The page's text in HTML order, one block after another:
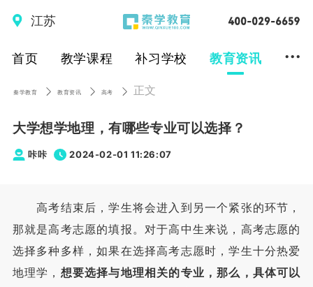
江苏
首页 教学课程 补习学校 教育资讯 ...
秦学教育 教育资讯 高考 正文
大学想学地理，有哪些专业可以选择？
咔咔 2024-02-01 11:26:07
高考结束后，学生将会进入到另一个紧张的环节，
那就是高考志愿的填报。对于高中生来说，高考志愿的
选择多种多样，如果在选择高考志愿时，学生十分热爱
地理学， 想要选择与地理相关的专业，那么，具体可以